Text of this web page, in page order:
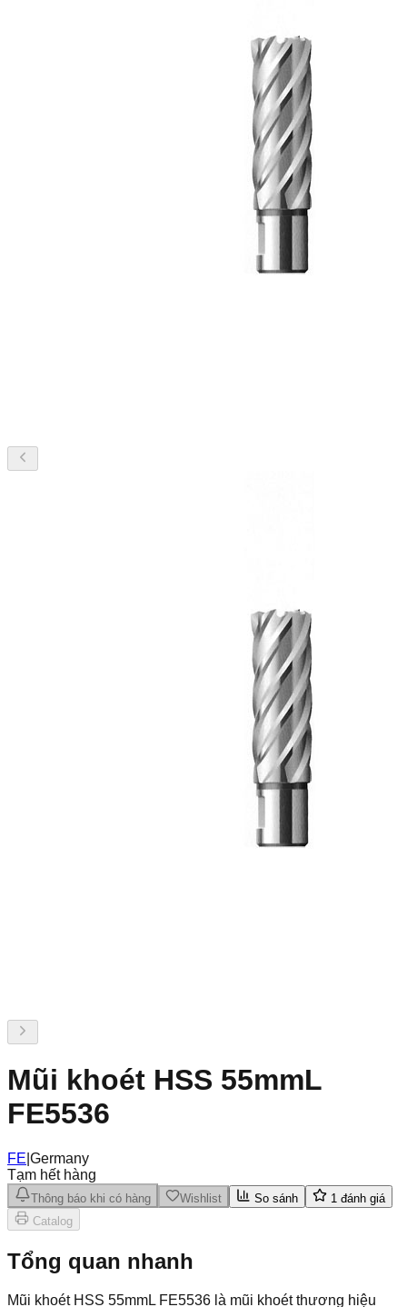
Mũi khoét HSS 55mmL
FE5536
FE Germany
Tạm hết hàng
Thông báo khi có hàng Wishlist So sánh 1 đánh giá
Catalog
Tổng quan nhanh
Mũi khoét HSS 55mmL FE5536 là mũi khoét thương hiệu